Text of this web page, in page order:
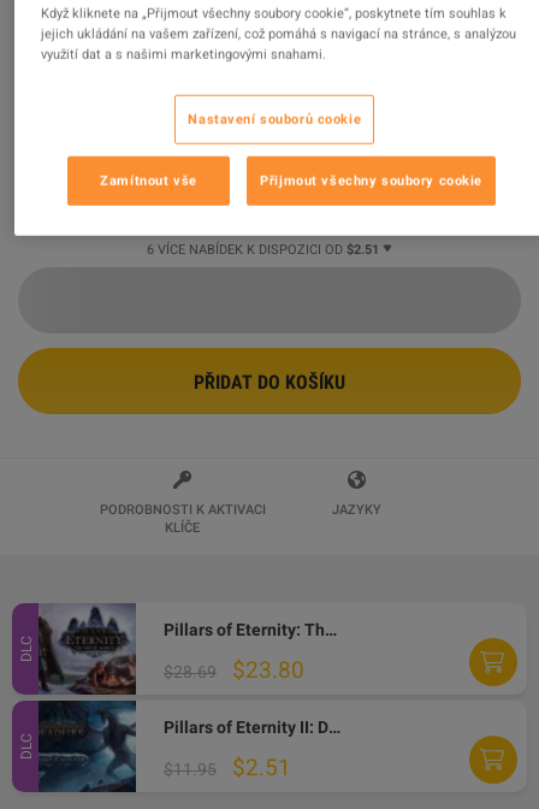
Pillars of Eternity II: Deadfire - Beast of Winter DLC
Steam CD Key
Prodejce Rarely Smile
hodnocení z 344159 je vynikajících
$2.51
6 VÍCE NABÍDEK K DISPOZICI OD $2.51
PŘIDAT DO KOŠÍKU
PODROBNOSTI K AKTIVACI
KLÍČE
JAZYKY
DLC
Pillars of Eternity: The White March Expansion Pass Steam Gift
$28.69 $23.80
DLC
Pillars of Eternity II: Deadfire - Beast of Winter DLC Steam CD Key
$11.95 $2.51
Když kliknete na „Přijmout všechny soubory cookie“, poskytnete tím souhlas k
jejich ukládání na vašem zařízení, což pomáhá s navigací na stránce, s analýzou
využití dat a s našimi marketingovými snahami.
Nastavení souborů cookie
Zamítnout vše Přijmout všechny soubory cookie